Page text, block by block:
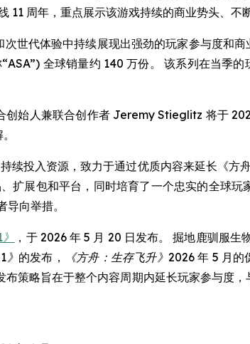
11 周年，重点展示该游戏持续的商业势头、不
世代体验中持续展现出强劲的玩家参与度和商
全球销量约 140 万份。 该系列在当季
创始人兼联合创作者 Jeremy Stieglitz 将于
续投入资源，致力于通过优质内容来延长《
扩展包和平台，同时培育了一个忠实的全球
向举措。
，于 2026 年 5 月 20 日发布。 掘地鹿驯服
的发布， 《方舟：生存飞升》 2026 年 5 月的
策略旨在于整个内容周期内延长玩家参与度